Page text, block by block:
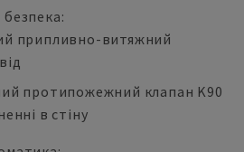
припливно-витяжний
протипожежний клапан K90
в стіну